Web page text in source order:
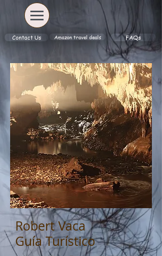
Contact Us Amazon travel deals FAQs
Robert Vaca
Guía Turístico